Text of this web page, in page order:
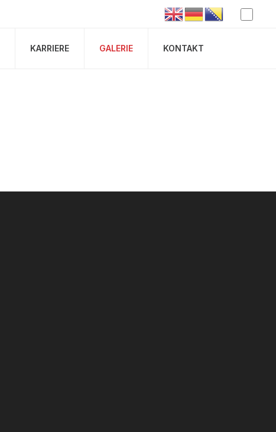
KARRIERE GALERIE KONTAKT